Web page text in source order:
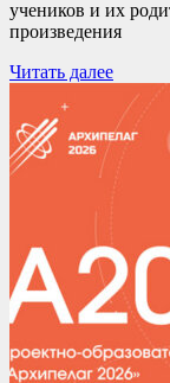
учеников и их
произведения
Читать далее